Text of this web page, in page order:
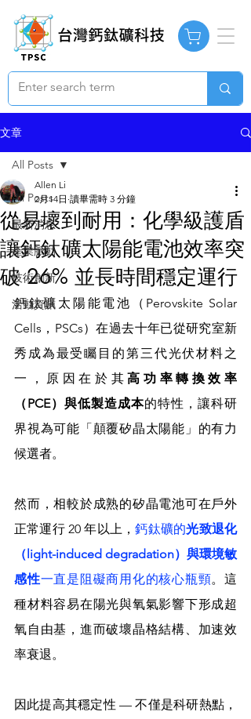
文章
All Posts
最新消息
產業脈動
技術創新
活動資訊
All Posts
從易壞到耐用：化學級護盾
讓鈣鈦礦太陽能電池效率突
破 26% 並長時間穩定運行
Allen Li
2月14日 讀畢需時 3 分鐘
鈣鈦礦太陽能電池（Perovskite Solar
Cells，PSCs）在過去十年已從研究室新
秀成為最受矚目的第三代光伏材料之
一，原因在於其高功率轉換效率
（PCE）與低製造成本的特性，讓科研
界視為可能「顛覆矽晶太陽能」的有力
候選者。
然而，相較於成熟的矽晶電池可在戶外
正常運行 20 年以上，鈣鈦礦的光致退化
（light-induced degradation）與環境敏
感性一直是阻礙商用化的核心瓶頸。這
種材料容易在陽光與氧氣影響下形成超
氧自由基，進而破壞晶格結構、加速效
率衰退。
因此提高其穩定性 — 不僅是科研熱點，